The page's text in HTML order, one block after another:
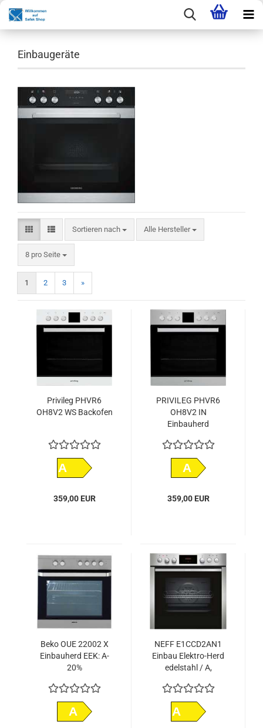
Einbaugeräte
Sortieren nach
Sortieren nach Alle Hersteller
8 pro Seite
pro Seite
1 2 3 »
Privileg PHVR6
OH8V2 WS Backofen
A
359,00 EUR
PRIVILEG PHVR6
OH8V2 IN
Einbauherd
A
359,00 EUR
Beko OUE 22002 X
Einbauherd EEK: A-
20%
A
NEFF E1CCD2AN1
Einbau Elektro-Herd
edelstahl / A,
A